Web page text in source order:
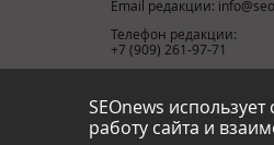
SEOnews
работу сайта и
Email редакции:
Телефон редакции:
+7 (909) 261-97-71
This site is protected by
Privacy Policy
Terms of